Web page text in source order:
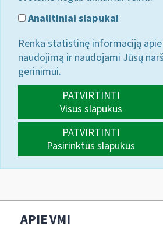
Analitiniai slapukai
Renka statistinę informaciją
naudojimą ir naudojami Jūsų
gerinimui.
PATVIRTINTI
Visus slapukus
PATVIRTINTI
Pasirinktus slapukus
APIE VMI